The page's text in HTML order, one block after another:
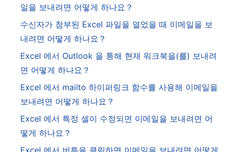
일을 보내려면 어떻게 하나요？
수신자가 첨부된 Excel 파일을 열었을 때 이메일을 보
내려면 어떻게 하나요？
Excel 에서 Outlook 을 통해 현재 워크북을(를) 보내려
면 어떻게 하나요？
Excel 에서 mailto 하이퍼링크 함수를 사용해 이메일을
보내려면 어떻게 하나요？
Excel 에서 특정 셀이 수정되면 이메일을 보내려면 어
떻게 하나요？